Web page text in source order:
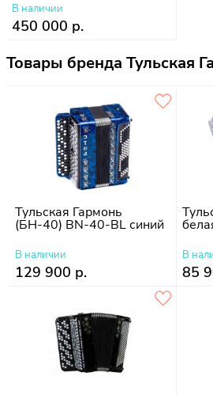
В наличии
450 000 р.
Товары бренда Тульская
Тульская Гармонь
(БН-40) BN-40-BL синий
В наличии
129 900 р.
В
85